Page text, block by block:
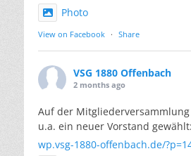
Photo
View on Facebook · Share
VSG 1880 Offenbach
2 months ago
Auf der
u.a. ein neuer Vorstand gewählt:
wp.vsg-1880-offenbach.de/